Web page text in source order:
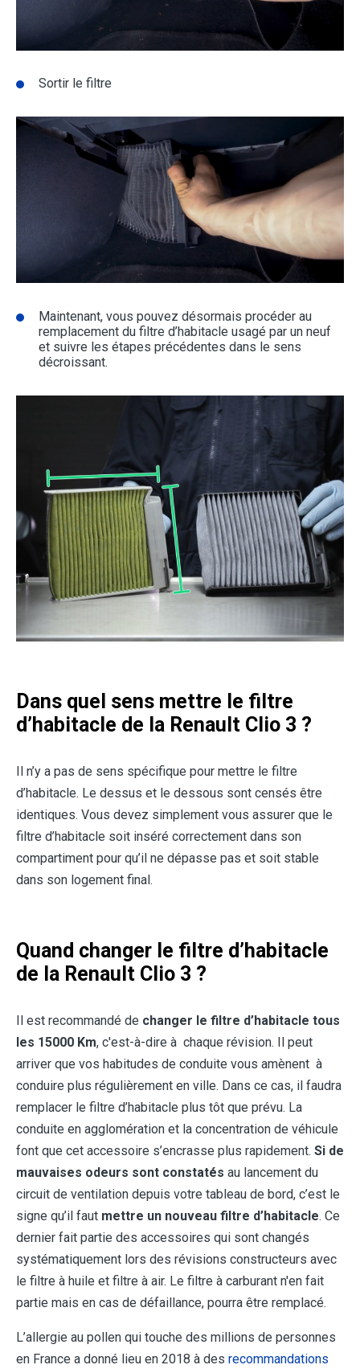
Sortir le filtre
Maintenant, vous pouvez désormais procéder au
remplacement du filtre d’habitacle usagé par un neuf
et suivre les étapes précédentes dans le sens
décroissant.
Dans quel sens mettre le filtre
d’habitacle de la Renault Clio 3 ?
Il n’y a pas de sens spécifique pour mettre le filtre
d’habitacle. Le dessus et le dessous sont censés être
identiques. Vous devez simplement vous assurer que le
filtre d’habitacle soit inséré correctement dans son
compartiment pour qu’il ne dépasse pas et soit stable
dans son logement final.
Quand changer le filtre d’habitacle
de la Renault Clio 3 ?
Il est recommandé de changer le filtre d’habitacle tous
les 15000 Km, c'est-à-dire à chaque révision. Il peut
arriver que vos habitudes de conduite vous amènent à
conduire plus régulièrement en ville. Dans ce cas, il faudra
remplacer le filtre d’habitacle plus tôt que prévu. La
conduite en agglomération et la concentration de véhicule
font que cet accessoire s’encrasse plus rapidement. Si de
mauvaises odeurs sont constatés au lancement du
circuit de ventilation depuis votre tableau de bord, c’est le
signe qu’il faut mettre un nouveau filtre d’habitacle. Ce
dernier fait partie des accessoires qui sont changés
systématiquement lors des révisions constructeurs avec
le filtre à huile et filtre à air. Le filtre à carburant n'en fait
partie mais en cas de défaillance, pourra être remplacé.
L’allergie au pollen qui touche des millions de personnes
en France a donné lieu en 2018 à des recommandations